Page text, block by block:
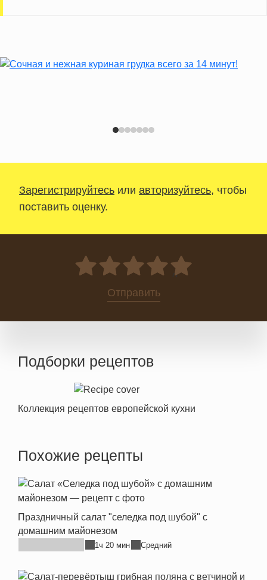
Зарегистрируйтесь или авторизуйтесь, чтобы
поставить оценку.
0
Отправить
Подборки рецептов
Коллекция рецептов европейской кухни
Похожие рецепты
Праздничный салат "селедка под шубой" с
домашним майонезом
1ч 20 мин Средний